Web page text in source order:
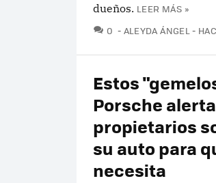
dueños. LEER MÁS »
0 COMENTARIOS
ALEYDA ÁNGEL
Estos
Porsche
propietarios
su auto para
necesita